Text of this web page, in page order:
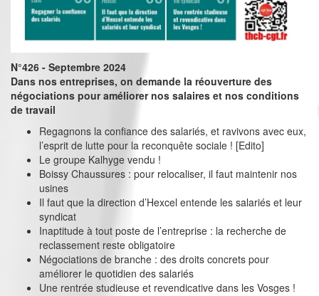
N°426 - Septembre 2024
Dans nos entreprises, on demande la réouverture des
négociations pour améliorer nos salaires et nos conditions
de travail
Regagnons la confiance des salariés, et ravivons avec eux,
l’esprit de lutte pour la reconquête sociale ! [Edito]
Le groupe Kalhyge vendu !
Boissy Chaussures : pour relocaliser, il faut maintenir nos
usines
Il faut que la direction d’Hexcel entende les salariés et leur
syndicat
Inaptitude à tout poste de l’entreprise : la recherche de
reclassement reste obligatoire
Négociations de branche : des droits concrets pour
améliorer le quotidien des salariés
Une rentrée studieuse et revendicative dans les Vosges !